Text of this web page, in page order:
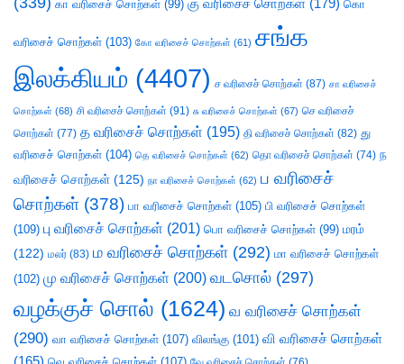
கா வரிசைச் சொற்கள் (99) கு வரிசைச் சொற்கள் (179) கொ
வரிசைச் சொற்கள் (103) கோ வரிசைச் சொற்கள் (61) சங்க
இலக்கியம் (4407) ச வரிசைச் சொற்கள் (87) சா வரிசைச்
சொற்கள் (68) சி வரிசைச் சொற்கள் (91) சு வரிசைச் சொற்கள் (67) செ வரிசைச்
சொற்கள் (77) த வரிசைச் சொற்கள் (195) தி வரிசைச் சொற்கள் (82) து
வரிசைச் சொற்கள் (104) தெ வரிசைச் சொற்கள் (62) தொ வரிசைச் சொற்கள் (74) ந
வரிசைச் சொற்கள் (125) நா வரிசைச் சொற்கள் (62) ப வரிசைச்
சொற்கள் (378) பா வரிசைச் சொற்கள் (105) பி வரிசைச் சொற்கள்
(109) பு வரிசைச் சொற்கள் (201) பொ வரிசைச் சொற்கள் (99) மரம்
(122) மலர் (83) ம வரிசைச் சொற்கள் (292) மா வரிசைச் சொற்கள்
(102) மு வரிசைச் சொற்கள் (200) வடசொல் (297)
வழக்குச் சொல் (1624) வ வரிசைச் சொற்கள்
(290) வா வரிசைச் சொற்கள் (107) விலங்கு (101) வி வரிசைச் சொற்கள்
(165)